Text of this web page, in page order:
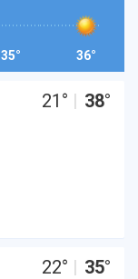
35° 36°
21 ° | 38°
22° | 35°